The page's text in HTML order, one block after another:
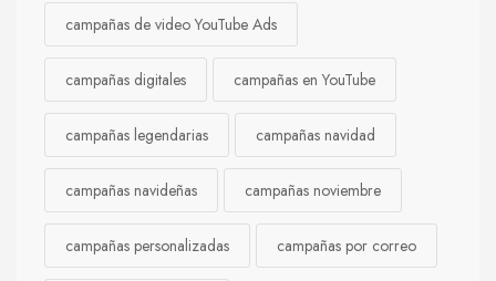
campañas de video YouTube Ads
campañas digitales campañas en YouTube
campañas legendarias campañas navidad
campañas navideñas campañas noviembre
campañas personalizadas campañas por correo